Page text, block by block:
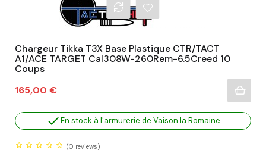
Chargeur Tikka T3X Base Plastique CTR/TACT
A1/ACE TARGET Cal308W-260Rem-6.5Creed 10
Coups
Prix
165,00 €
En stock à l'armurerie de Vaison la Romaine
(0 reviews)